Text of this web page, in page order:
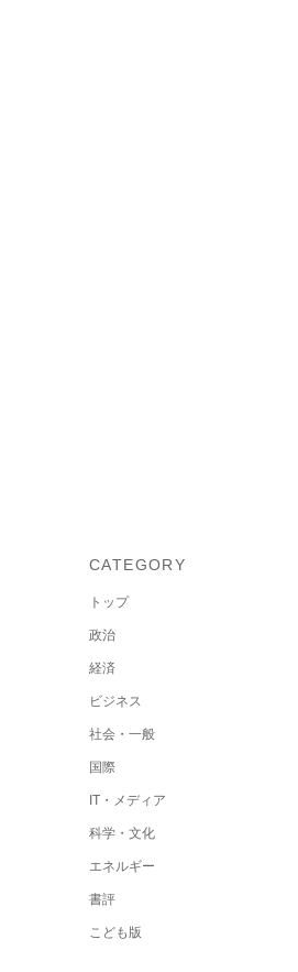
CATEGORY
トップ
政治
経済
ビジネス
社会・一般
国際
IT・メディア
科学・文化
エネルギー
書評
こども版